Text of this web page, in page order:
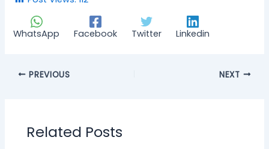
WhatsApp Facebook Twitter Linkedin
PREVIOUS NEXT
Related Posts